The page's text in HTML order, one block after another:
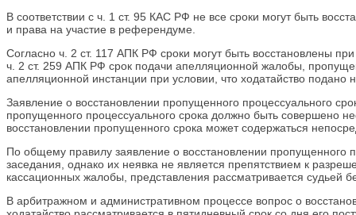
В соответствии с ч. 1 ст. 95 КАС РФ не все сроки могут быть
и права на участие в референдуме.
Согласно ч. 2 ст. 117 АПК РФ сроки могут быть восстановлены
ч. 2 ст. 259 АПК РФ срок подачи апелляционной жалобы,
апелляционной инстанции при условии, что ходатайство
Заявление о восстановлении пропущенного процессуального
пропущенного процессуального срока должно быть совершено
восстановлении пропущенного срока может содержаться
По общему правилу заявление о восстановлении пропущенного
заседания, однако их неявка не является препятствием к
кассационных жалобы, представления рассматривается судьей
В арбитражном и административном процессе вопрос о